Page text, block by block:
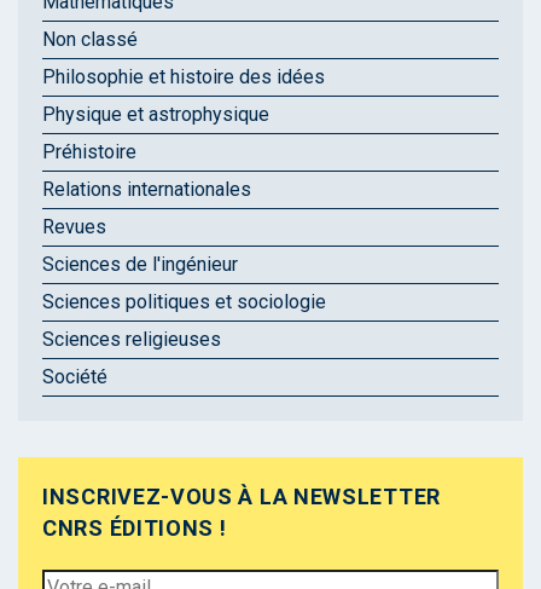
Non classé
Philosophie et histoire des idées
Physique et astrophysique
Préhistoire
Relations internationales
Revues
Sciences de l'ingénieur
Sciences politiques et sociologie
Sciences religieuses
Société
INSCRIVEZ-VOUS À LA NEWSLETTER
CNRS ÉDITIONS !